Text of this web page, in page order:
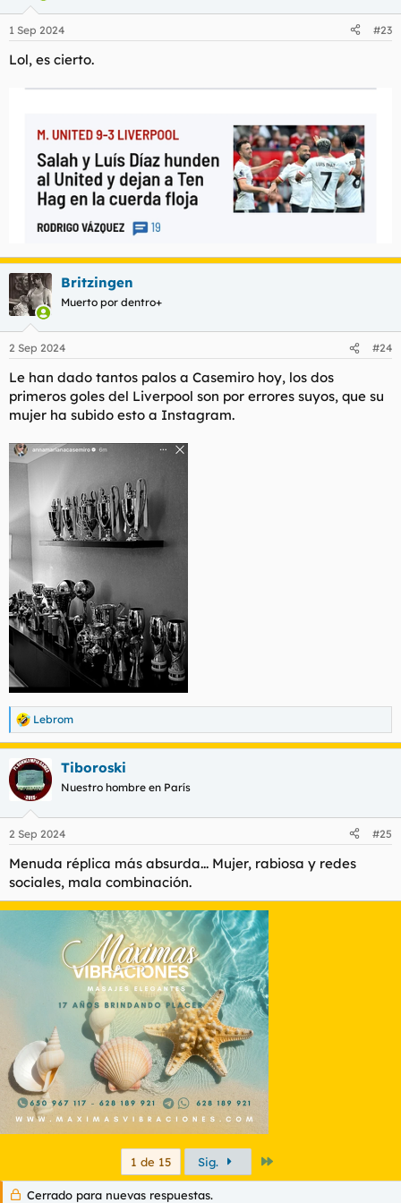
1 Sep 2024 #23
Lol, es cierto.
Britzingen
Muerto por dentro+
2 Sep 2024 #24
Le han dado tantos palos a Casemiro hoy, los dos
primeros goles del Liverpool son por errores suyos, que su
mujer ha subido esto a Instagram.
R
e
c
c
i
e
:
Lebrom
Tiboroski
Nuestro hombre en París
2 Sep 2024 #25
Menuda réplica más absurda... Mujer, rabiosa y redes
sociales, mala combinación.
1 de 15 Sig.
Cerrado para nuevas respuestas.